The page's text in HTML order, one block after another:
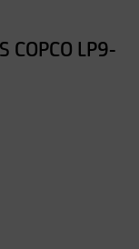
COPCO LP9-